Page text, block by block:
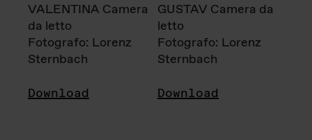
VALENTINA Camera
da letto
Fotografo: Lorenz
Sternbach
Download
GUSTAV Camera da
letto
Fotografo: Lorenz
Sternbach
Download